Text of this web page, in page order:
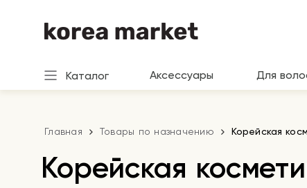
Каталог Аксессуары Для
Главная Товары по назначению Корейская
Корейская